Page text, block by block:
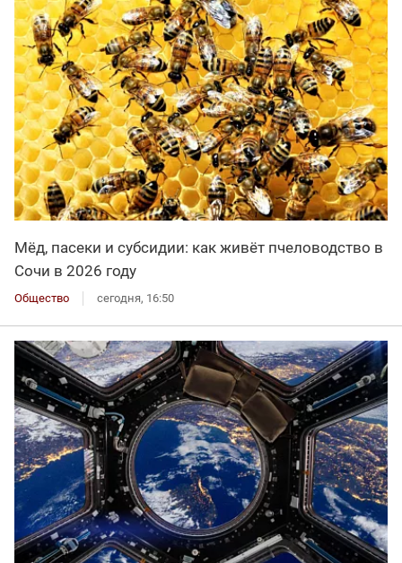
Мёд, пасеки и субсидии: как живёт пчеловодство в
Сочи в 2026 году
Общество сегодня, 16:50